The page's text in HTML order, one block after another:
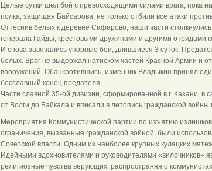
Целые сутки шел бой с превосходящими силами врага, пока
полка, защищая Байсарова, не только отбили все атаки
Оттеснив белых к деревне Сафарово, наши части
генерала Гайды, крестовыми дружинами и другими отрядами
И снова завязались упорные бои, длившиеся 3 суток.
белых. Враг не выдержал натиском частей Красной Армии и
вооружений. Обанкротившись, изменник Владыкин принял
бесславный конец предателя.
Части славной 35-ой дивизии, сформированной в г. Казани,
от Волги до Байкала и вписали в летопись гражданской
Мероприятия Коммунистической партии по изъятию
ограничения, вызванные гражданской войной, были
Советской власти. Одним из наиболее крупных кулацких
Идейными вдохновителями и руководителями «вилочников»
религиозные чувства верующих, распространяя о